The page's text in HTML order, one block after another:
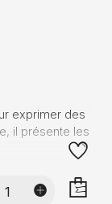
exprimer des
il présente les